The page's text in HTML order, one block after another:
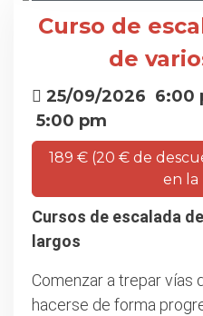
LARGOS
Curso de
de
25/09/2026 6:00
5:00 pm
189 € (20 € de
en la
Cursos de escalada
largos
Comenzar a trepar vías
hacerse de forma